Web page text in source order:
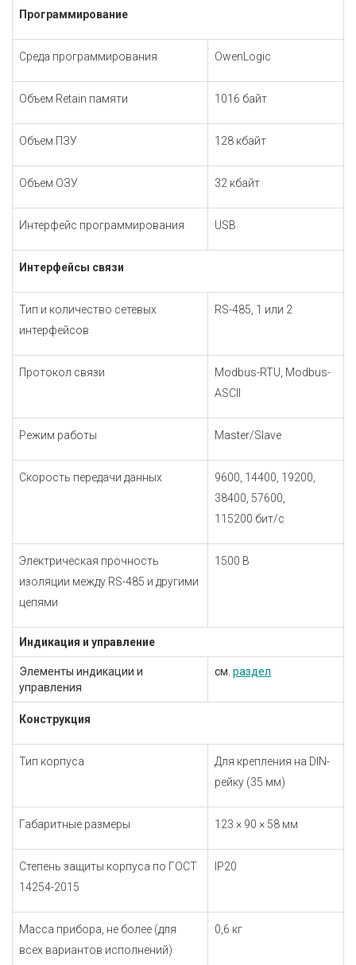
Программирование
Среда программирования OwenLogic
Объем Retain памяти 1016 байт
Объем ПЗУ 128 кбайт
Объем ОЗУ 32 кбайт
Интерфейс программирования USB
Интерфейсы связи
Тип и количество сетевых
интерфейсов
RS-485, 1 или 2
Протокол связи
Modbus-RTU, Modbus-
ASCII
Режим работы Master/Slave
Скорость передачи данных
9600, 14400, 19200,
38400, 57600,
115200 бит/с
Электрическая прочность
изоляции между RS-485 и другими
цепями
1500 В
Индикация и управление
Элементы индикации и
управления
см. раздел
Конструкция
Тип корпуса
Для крепления на DIN-
рейку (35 мм)
Габаритные размеры 123 × 90 × 58 мм
Степень защиты корпуса по ГОСТ
14254-2015
IP20
Масса прибора, не более (для
всех вариантов исполнений)
0,6 кг